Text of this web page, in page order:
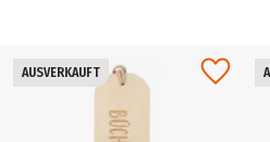
AUSVERKAUFT